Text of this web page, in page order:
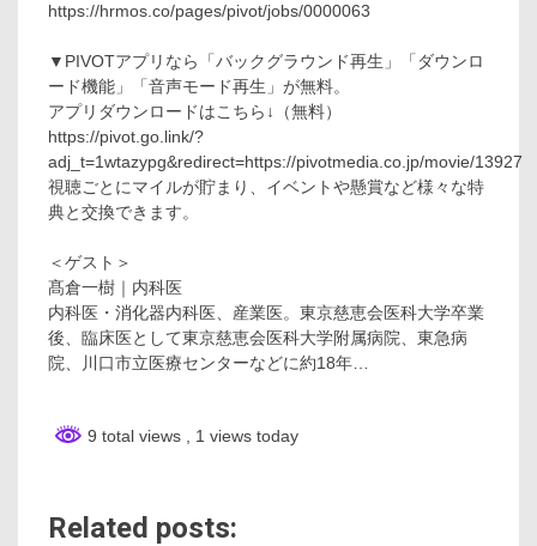
https://hrmos.co/pages/pivot/jobs/0000063
▼PIVOTアプリなら「バックグラウンド再生」「ダウンロ
ード機能」「音声モード再生」が無料。
アプリダウンロードはこちら↓（無料）
https://pivot.go.link/?
adj_t=1wtazypg&redirect=https://pivotmedia.co.jp/movie/13927
視聴ごとにマイルが貯まり、イベントや懸賞など様々な特
典と交換できます。
＜ゲスト＞
髙倉一樹｜内科医
内科医・消化器内科医、産業医。東京慈恵会医科大学卒業
後、臨床医として東京慈恵会医科大学附属病院、東急病
院、川口市立医療センターなどに約18年…
9 total views , 1 views today
Related posts: